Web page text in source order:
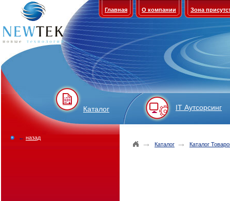
Главная О компании Зона
Каталог IT Аутсорсинг
→ Каталог → Каталог
← назад